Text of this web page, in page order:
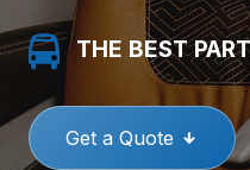
THE BEST
Get a Quote